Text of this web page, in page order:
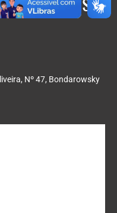
Nº 47, Bondarowsky